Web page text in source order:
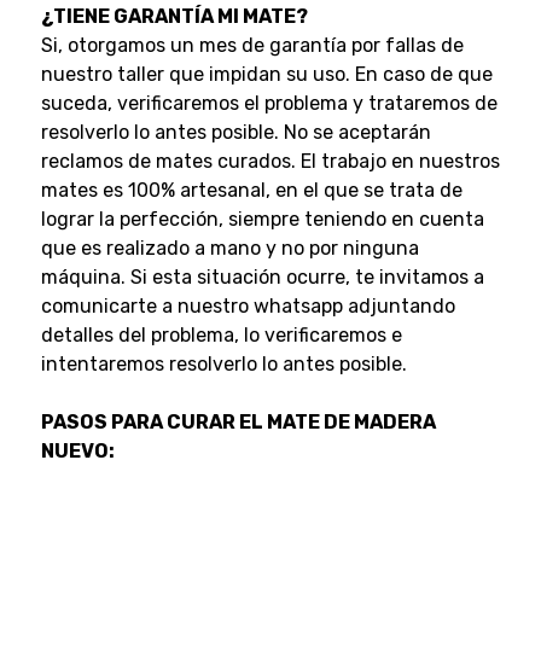
¿TIENE GARANTÍA MI MATE?
Si, otorgamos un mes de garantía por fallas de
nuestro taller que impidan su uso. En caso de que
suceda, verificaremos el problema y trataremos de
resolverlo lo antes posible. No se aceptarán
reclamos de mates curados. El trabajo en nuestros
mates es 100% artesanal, en el que se trata de
lograr la perfección, siempre teniendo en cuenta
que es realizado a mano y no por ninguna
máquina. Si esta situación ocurre, te invitamos a
comunicarte a nuestro whatsapp adjuntando
detalles del problema, lo verificaremos e
intentaremos resolverlo lo antes posible.
PASOS PARA CURAR EL MATE DE MADERA
NUEVO: